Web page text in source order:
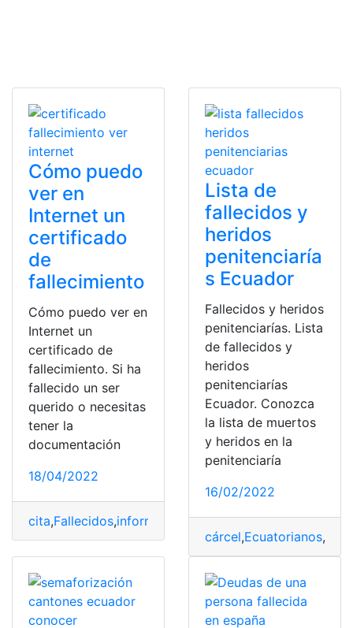
Cómo puedo
ver en
Internet un
certificado
de
fallecimiento
Cómo puedo ver en
Internet un
certificado de
fallecimiento. Si ha
fallecido un ser
querido o necesitas
tener la
documentación
18/04/2022
cita,Fallecidos,información ,online,proceso
Lista de
fallecidos y
heridos
penitenciaría
s Ecuador
Fallecidos y heridos
penitenciarías. Lista
de fallecidos y
heridos
penitenciarías
Ecuador. Conozca
la lista de muertos
y heridos en la
penitenciaría
16/02/2022
cárcel,Ecuatorianos,